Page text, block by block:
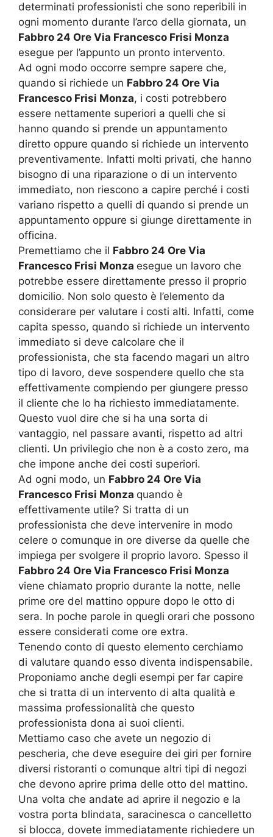
determinati professionisti che sono reperibili in
ogni momento durante l’arco della giornata, un
Fabbro 24 Ore Via Francesco Frisi Monza
esegue per l’appunto un pronto intervento.
Ad ogni modo occorre sempre sapere che,
quando si richiede un Fabbro 24 Ore Via
Francesco Frisi Monza, i costi potrebbero
essere nettamente superiori a quelli che si
hanno quando si prende un appuntamento
diretto oppure quando si richiede un intervento
preventivamente. Infatti molti privati, che hanno
bisogno di una riparazione o di un intervento
immediato, non riescono a capire perché i costi
variano rispetto a quelli di quando si prende un
appuntamento oppure si giunge direttamente in
officina.
Premettiamo che il Fabbro 24 Ore Via
Francesco Frisi Monza esegue un lavoro che
potrebbe essere direttamente presso il proprio
domicilio. Non solo questo è l’elemento da
considerare per valutare i costi alti. Infatti, come
capita spesso, quando si richiede un intervento
immediato si deve calcolare che il
professionista, che sta facendo magari un altro
tipo di lavoro, deve sospendere quello che sta
effettivamente compiendo per giungere presso
il cliente che lo ha richiesto immediatamente.
Questo vuol dire che si ha una sorta di
vantaggio, nel passare avanti, rispetto ad altri
clienti. Un privilegio che non è a costo zero, ma
che impone anche dei costi superiori.
Ad ogni modo, un Fabbro 24 Ore Via
Francesco Frisi Monza quando è
effettivamente utile? Si tratta di un
professionista che deve intervenire in modo
celere o comunque in ore diverse da quelle che
impiega per svolgere il proprio lavoro. Spesso il
Fabbro 24 Ore Via Francesco Frisi Monza
viene chiamato proprio durante la notte, nelle
prime ore del mattino oppure dopo le otto di
sera. In poche parole in quegli orari che possono
essere considerati come ore extra.
Tenendo conto di questo elemento cerchiamo
di valutare quando esso diventa indispensabile.
Proponiamo anche degli esempi per far capire
che si tratta di un intervento di alta qualità e
massima professionalità che questo
professionista dona ai suoi clienti.
Mettiamo caso che avete un negozio di
pescheria, che deve eseguire dei giri per fornire
diversi ristoranti o comunque altri tipi di negozi
che devono aprire prima delle otto del mattino.
Una volta che andate ad aprire il negozio e la
vostra porta blindata, saracinesca o cancelletto
si blocca, dovete immediatamente richiedere un